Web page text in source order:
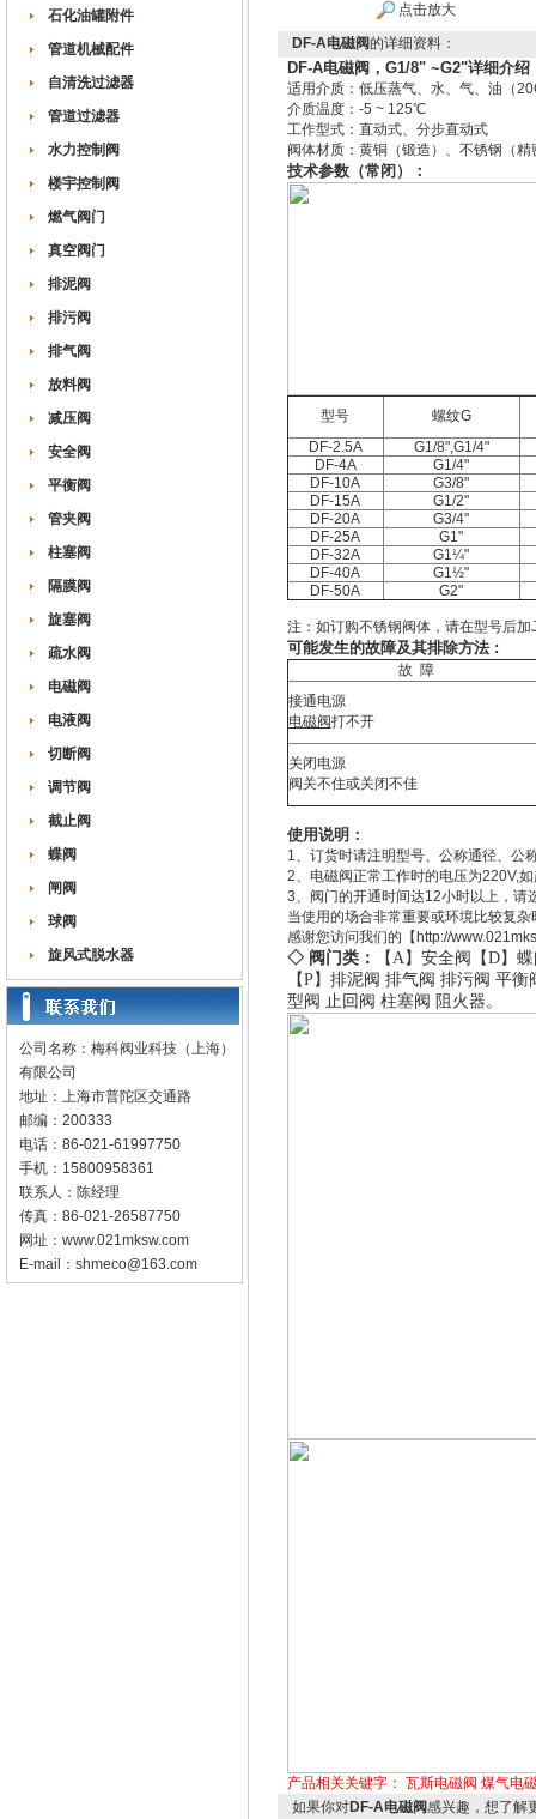
石化油罐附件
管道机械配件
自清洗过滤器
管道过滤器
水力控制阀
楼宇控制阀
燃气阀门
真空阀门
排泥阀
排污阀
排气阀
放料阀
减压阀
安全阀
平衡阀
管夹阀
柱塞阀
隔膜阀
旋塞阀
疏水阀
电磁阀
电液阀
切断阀
调节阀
截止阀
蝶阀
闸阀
球阀
旋风式脱水器
公司名称：梅科阀业科技（上海）
有限公司
地址：上海市普陀区交通路
邮编：200333
电话：86-021-61997750
手机：15800958361
联系人：陈经理
传真：86-021-26587750
网址： www.021mksw.com
E-mail： shmeco@163.com
点击放大
DF-A电磁阀的详细资料：
DF-A电磁阀，G1/8" ~G2"详细介绍
适用介质：低压蒸气、水、气、油（
介质温度：-5 ~ 125℃
工作型式：直动式、分步直动式
阀体材质：黄铜（锻造）、不锈钢（精
技术参数（常闭）：
型号
螺纹G
DF-2.5A
G1/8",G1/4"
DF-4A
G1/4"
DF-10A
G3/8"
DF-15A
G1/2"
DF-20A
G3/4"
DF-25A
G1"
DF-32A
G1¼"
DF-40A
G1½"
DF-50A
G2"
注：如订购不锈钢阀体，请在型号后加
可能发生的故障及其排除方法 :
故 障
接通电源
电磁阀打不开
关闭电源
阀关不住或关闭不佳
使用说明：
1、订货时请注明型号、公称通径、公
2、电磁阀正常工作时的电压为220V,
3、阀门的开通时间达12小时以上，请
当使用的场合非常重要或环境比较复
感谢您访问我们的【http://
◇ 阀门类： 【A】 安全阀 【D】
【P】 排泥阀 排气阀 排污阀 平衡
型阀 止回阀 柱塞阀 阻火器。
产品相关关键字： 瓦斯电磁阀 煤气电
如果你对DF-A电磁阀感兴趣，想了解